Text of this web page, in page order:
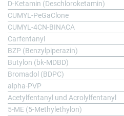
D-Ketamin (Deschloroketamin)
CUMYL-PeGaClone
CUMYL-4CN-BINACA
Carfentanyl
BZP (Benzylpiperazin)
Butylon (bk-MDBD)
Bromadol (BDPC)
alpha-PVP
Acetylfentanyl und Acrolylfentanyl
5-ME (5-Methylethylon)